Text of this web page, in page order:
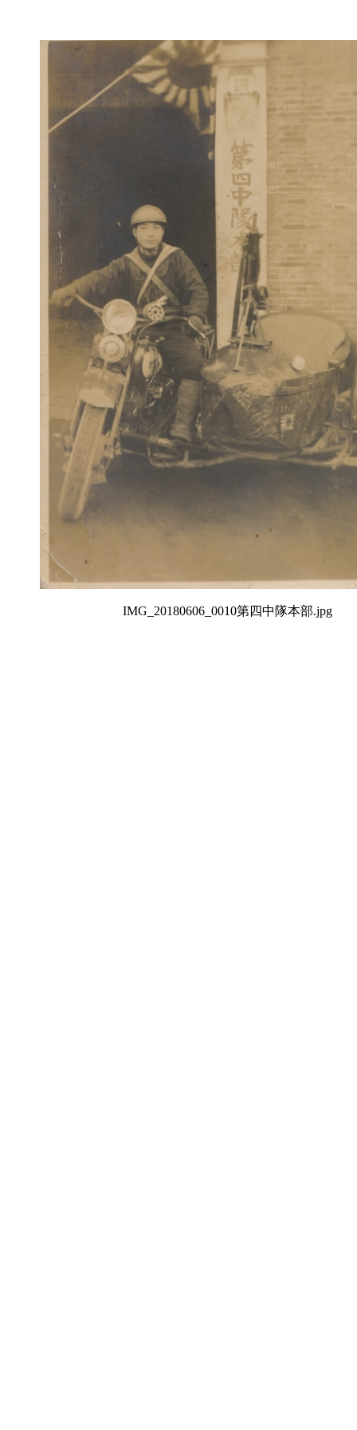
IMG_20180606_0010第四中隊本部.jpg